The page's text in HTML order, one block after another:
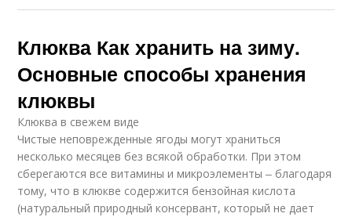
Клюква Как хранить на зиму.
Основные способы хранения
клюквы
Клюква в свежем виде
Чистые неповрежденные ягоды могут храниться
несколько месяцев без всякой обработки. При этом
сберегаются все витамины и микроэлементы ‒ благодаря
тому, что в клюкве содержится бензойная кислота
(натуральный природный консервант, который не дает